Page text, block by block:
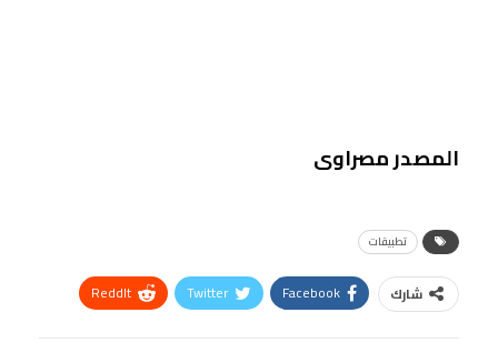
المصدر مصراوى
تطبيقات
شارك Facebook
Twitter
ReddIt